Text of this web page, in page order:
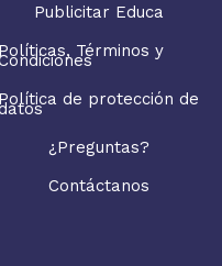
Publicitar Educa
Políticas, Términos y
Política de protección de
¿Preguntas?
Contáctanos